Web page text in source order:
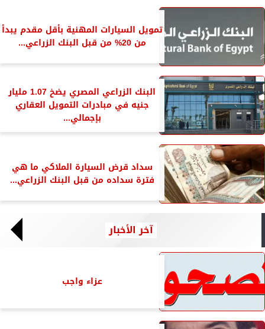
تمويل السيارات المهنية بأقل مقدم يبدأ
من 20% من قبل البنك الزراعي...
البنك الزراعي المصري يضخ 1.07 مليار
جنيه في مبادرات التمويل العقاري
بإجمالي...
سداد قرض السيارة الملاكي ما هي
فترة سداده من قبل البنك الزراعي...
آخر الأخبار
عزاء واجب